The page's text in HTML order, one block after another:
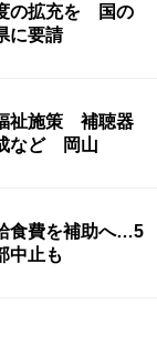
の拡充を 国の
に要請
祉施策 補聴器
など 岡山
食費を補助へ…5
中止も